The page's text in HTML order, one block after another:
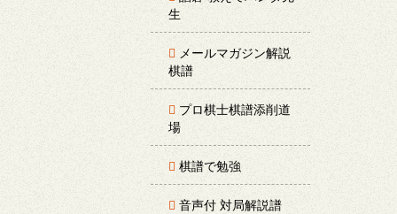
生
メールマガジン解説
棋譜
プロ棋士棋譜添削道
場
棋譜で勉強
音声付 対局解説譜